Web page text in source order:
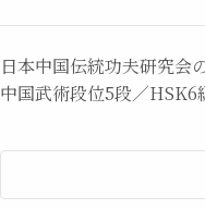
日本中国伝統功夫研究会
中国武術段位5段／HSK6